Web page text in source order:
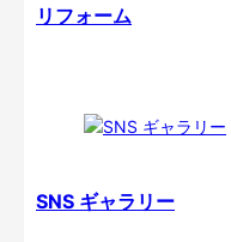
リフォーム
SNS ギャラリー